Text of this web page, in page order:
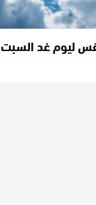
ليوم غد السبت